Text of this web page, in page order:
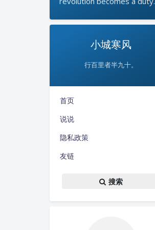
小城寒风
行百里者半九十。
首页
说说
隐私政策
友链
搜索